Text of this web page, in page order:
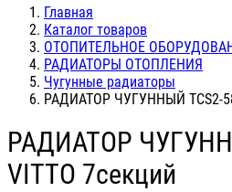
Главная
Каталог товаров
ОТОПИТЕЛЬНОЕ
РАДИАТОРЫ ОТОПЛЕНИЯ
Чугунные радиаторы
РАДИАТОР ЧУГУННЫЙ TCS2-
РАДИАТОР
VITTO 7секций